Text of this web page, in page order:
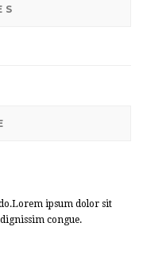
ipsum dolor sit
congue.